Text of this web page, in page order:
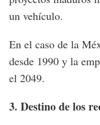
un vehículo.
En el caso de la
desde 1990 y la
el 2049.
3. Destino de los